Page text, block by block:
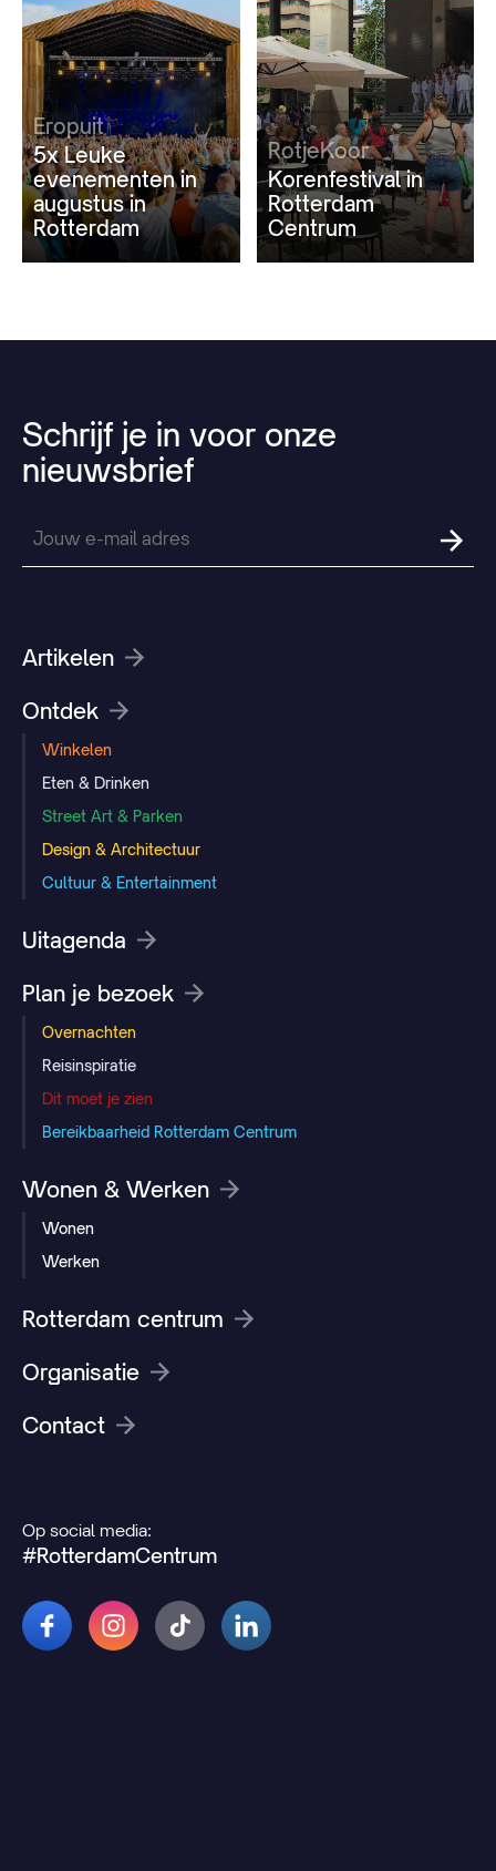
Eropuit
5x Leuke
evenementen in
augustus in
Rotterdam
RotjeKoor
Korenfestival in
Rotterdam
Centrum
Schrijf je in voor onze
nieuwsbrief
Artikelen
Ontdek
Winkelen
Eten & Drinken
Street Art & Parken
Design & Architectuur
Cultuur & Entertainment
Uitagenda
Plan je bezoek
Overnachten
Reisinspiratie
Dit moet je zien
Bereikbaarheid Rotterdam Centrum
Wonen & Werken
Wonen
Werken
Rotterdam centrum
Organisatie
Contact
Op social media:
#RotterdamCentrum